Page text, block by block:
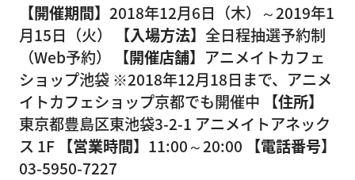
【開催期間】 2018年12月6日（木）～2019年1
月15日（火）
【入場方法】 全日程抽選予約制
（Web予約）
【開催店舗】 アニメイトカフェ
ショップ池袋 ※2018年12月18日まで、アニメ
イトカフェショップ京都でも開催中
【住所】
東京都豊島区東池袋3-2-1 アニメイトアネック
ス 1F 【営業時間】 11:00～20:00
【電話番号】
03-5950-7227